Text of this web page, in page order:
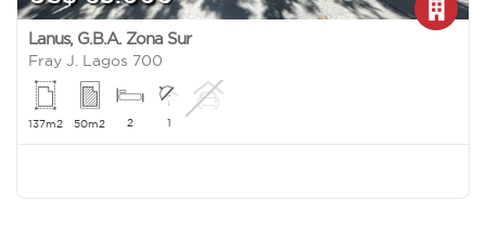
Lanus, G.B.A. Zona Sur
Fray J. Lagos 700
137m2 50m2 2 1